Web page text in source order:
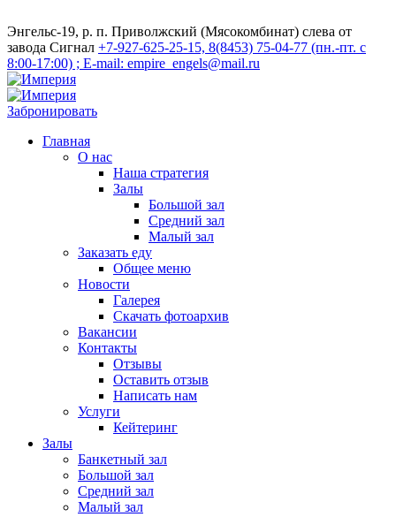
Энгельс-19, р. п. Приволжский (Мясокомбинат) слева от
завода Сигнал +7-927-625-25-15, 8(8453) 75-04-77 (пн.-пт. с
8:00-17:00) ; E-mail: empire_engels@mail.ru
Забронировать
Главная
О нас
Наша стратегия
Залы
Большой зал
Средний зал
Малый зал
Заказать еду
Общее меню
Новости
Галерея
Скачать фотоархив
Вакансии
Контакты
Отзывы
Оставить отзыв
Написать нам
Услуги
Кейтеринг
Залы
Банкетный зал
Большой зал
Средний зал
Малый зал